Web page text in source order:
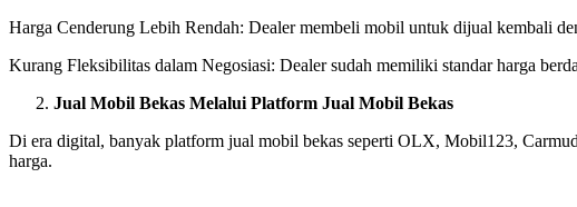
Harga Cenderung Lebih Rendah: Dealer membeli mobil untuk dijual kembali
Kurang Fleksibilitas dalam Negosiasi: Dealer sudah memiliki standar harga
Jual Mobil Bekas Melalui Platform Jual Mobil Bekas
Di era digital, banyak platform jual mobil bekas seperti OLX, Mobil123,
harga.